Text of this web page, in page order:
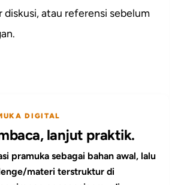
diskusi, atau referensi sebelum
DIGITAL
lanjut praktik.
pramuka sebagai bahan awal, lalu
materi terstruktur di